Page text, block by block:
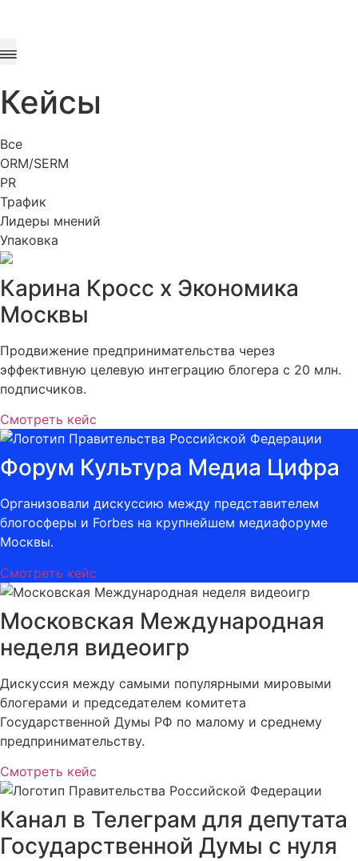
Кейсы
Все
ORM/SERM
PR
Трафик
Лидеры мнений
Упаковка
Карина Кросс х Экономика
Москвы
Продвижение предпринимательства через
эффективную целевую интеграцию блогера с 20 млн.
подписчиков.
Смотреть кейс
Форум Культура Медиа Цифра
Организовали дискуссию между представителем
блогосферы и Forbes на крупнейшем медиафоруме
Москвы.
Смотреть кейс
Московская Международная
неделя видеоигр
Дискуссия между самыми популярными мировыми
блогерами и председателем комитета
Государственной Думы РФ по малому и среднему
предпринимательству.
Смотреть кейс
Канал в Телеграм для депутата
Государственной Думы с нуля